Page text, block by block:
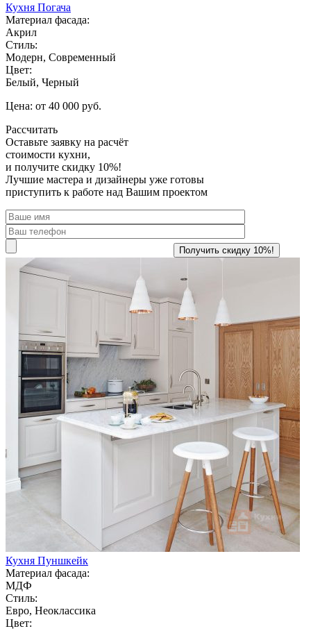
Кухня Погача
Материал фасада:
Акрил
Стиль:
Модерн, Современный
Цвет:
Белый, Черный
Цена: от 40 000 руб.
Рассчитать
Оставьте заявку на расчёт
стоимости кухни,
и получите скидку 10%!
Лучшие мастера и дизайнеры уже готовы
приступить к работе над Вашим проектом
Кухня Пуншкейк
Материал фасада:
МДФ
Стиль:
Евро, Неоклассика
Цвет: